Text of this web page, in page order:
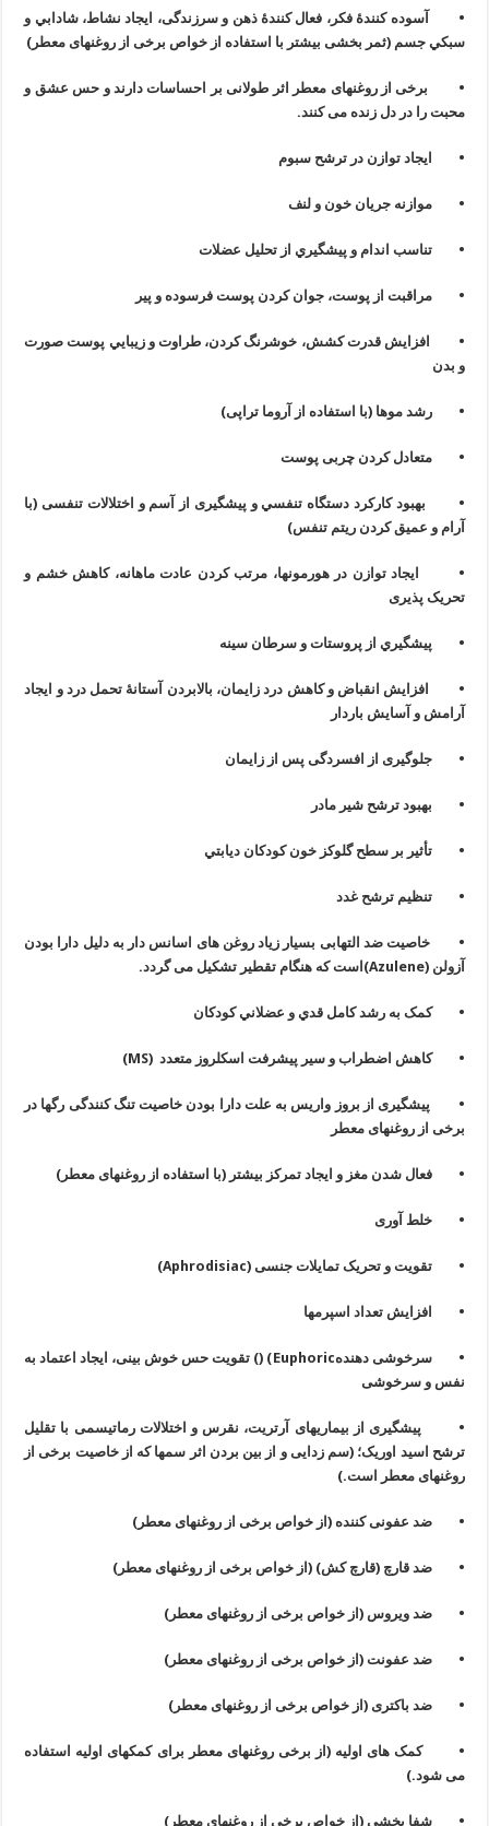
• آسوده کنندۀ فکر، فعال کنندۀ ذهن و سرزندگی، ایجاد نشاط، شادابي و
سبکي جسم (ثمر بخشی بیشتر با استفاده از خواص برخی از روغنهای معطر)
• برخی از روغنهای معطر اثر طولانی بر احساسات دارند و حس عشق و
محبت را در دل زنده می کنند.
• ایجاد توازن در ترشح سبوم
• موازنه جريان خون و لنف
• تناسب اندام و پيشگيري از تحليل عضلات
• مراقبت از پوست، جوان کردن پوست فرسوده و پیر
• افزایش قدرت کشش، خوشرنگ کردن، طراوت و زيبايي پوست صورت
و بدن
• رشد موها (با استفاده از آروما تراپی)
• متعادل کردن چربی پوست
• بهبود کارکرد دستگاه تنفسي و پیشگیری از آسم و اختلالات تنفسی (با
آرام و عمیق کردن ریتم تنفس)
• ایجاد توازن در هورمونها، مرتب کردن عادت ماهانه، کاهش خشم و
تحریک پذیری
• پيشگيري از پروستات و سرطان سينه
• افزایش انقباض و کاهش درد زايمان، بالابردن آستانۀ تحمل درد و ایجاد
آرامش و آسایش باردار
• جلوگیری از افسردگی پس از زایمان
• بهبود ترشح شیر مادر
• تأثير بر سطح گلوكز خون كودكان ديابتي
• تنظيم ترشح غدد
• خاصیت ضد التهابی بسیار زیاد روغن های اسانس دار به دلیل دارا بودن
آزولن (Azulene)است که هنگام تقطیر تشکیل می گردد.
• کمک به رشد کامل قدي و عضلاني کودکان
• کاهش اضطراب و سير پيشرفت اسکلروز متعدد (MS
)
• پیشگیری از بروز واریس به علت دارا بودن خاصیت تنگ کنندگی رگها در
برخی از روغنهای معطر
• فعال شدن مغز و ایجاد تمرکز بیشتر (با استفاده از روغنهای معطر)
• خلط آوری
• تقویت و تحریک تمایلات جنسی (Aphrodisiac
)
• افزایش تعداد اسپرمها
• سرخوشی دهندهEuphoric) () تقویت حس خوش بینی، ایجاد اعتماد به
نفس و سرخوشی
• پیشگیری از بیماریهای آرتریت، نقرس و اختلالات رماتیسمی با تقلیل
ترشح اسید اوریک؛ (سم زدایی و از بین بردن اثر سمها که از خاصیت برخی از
روغنهای معطر است.)
• ضد عفونی کننده (از خواص برخی از روغنهای معطر)
• ضد قارچ (قارچ کش) (از خواص برخی از روغنهای معطر)
• ضد ویروس (از خواص برخی از روغنهای معطر)
• ضد عفونت (از خواص برخی از روغنهای معطر)
• ضد باکتری (از خواص برخی از روغنهای معطر)
• کمک های اولیه (از برخی روغنهای معطر برای کمکهای اولیه استفاده
می شود.)
• شفا بخشی (از خواص برخی از روغنهای معطر)